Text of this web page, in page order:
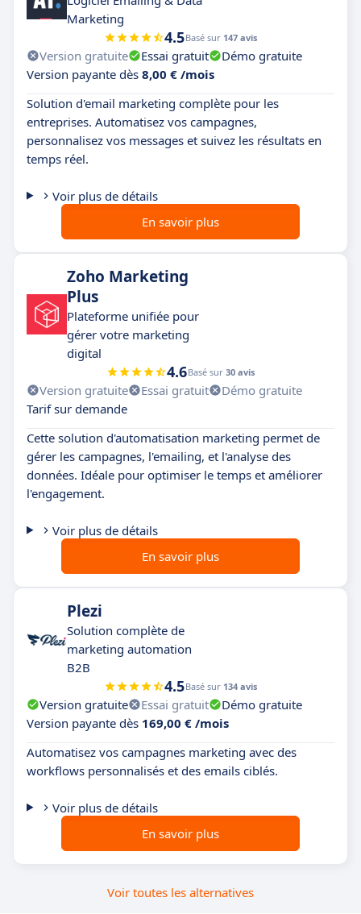
Marketing
4.5Basé sur 147 avis
Version gratuite Essai gratuit
Démo gratuite
Version payante dès 8,00 € /mois
Solution d'email marketing complète pour les
entreprises. Automatisez vos campagnes,
personnalisez vos messages et suivez les résultats en
temps réel.
Voir plus de détails
En savoir plus
Zoho Marketing
Plus
Plateforme unifiée pour
gérer votre marketing
digital
4.6Basé sur 30 avis
Version gratuite Essai gratuit
Démo gratuite
Tarif sur demande
Cette solution d'automatisation marketing permet de
gérer les campagnes, l'emailing, et l'analyse des
données. Idéale pour optimiser le temps et améliorer
l'engagement.
Voir plus de détails
En savoir plus
Plezi
Solution complète de
marketing automation
B2B
4.5Basé sur 134 avis
Version gratuite Essai gratuit
Démo gratuite
Version payante dès 169,00 € /mois
Automatisez vos campagnes marketing avec des
workflows personnalisés et des emails ciblés.
Voir plus de détails
En savoir plus
Voir toutes les alternatives